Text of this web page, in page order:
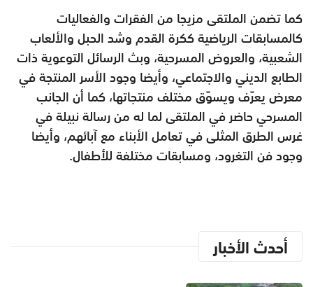
كما تضمن الملتقى مزيجا من الفقرات والفعاليات
كالمسابقات الرياضية ككرة القدم وشد الحبل والألعاب
الشعبية، والعروض المسرحية، وبث الرسائل التوعوية ذات
الطابع الديني والاجتماعي، وأيضا وجود الأسر المنتجة في
معرض يعرّف ويسوّق مختلف منتجاتها، كما أن الجانب
المسرحي حاضر في الملتقى لما له من رسالة نبيلة في
غرس الطرق المثلى في تعامل الأبناء مع آبائهم، وأيضا
وجود فن التغرود، ومسابقات مختلفة للأطفال.
أحدث الأخبار